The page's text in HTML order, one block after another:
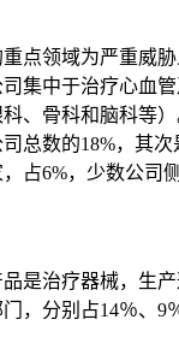
点领域为严重威
集中于治疗心血
、骨科和脑科等
总数的18%，其
占6%，少数公司
是治疗器械，生
，分别占14％、9